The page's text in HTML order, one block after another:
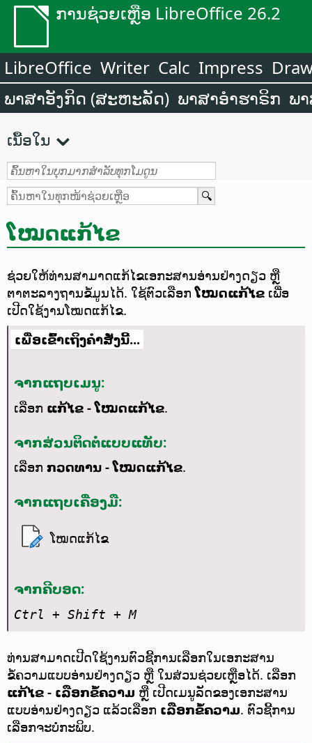
ການຊ່ວຍເຫຼືອ LibreOffice 26.2
LibreOffice Writer Calc Impress
ພາສາອັງກິດ (ສະຫະລັດ) ພາສາອຳຮາຣິກ ພ
ເນື້ອໃນ
ໂໝດແກ້ໄຂ
ຊ່ວຍໃຫ້ທ່ານສາມາດແກ້ໄຂເອກະສານອ່ານຢ່າງດຽວ ຫຼື
ຕາຕະລາງຖານຂໍ້ມູນໄດ້. ໃຊ້ຕົວເລືອກໂໝດແກ້ໄຂ ເພື່ອ
ເປີດໃຊ້ງານໂໝດແກ້ໄຂ.
ເພື່ອເຂົ້າເຖິງຄຳສັ່ງນີ້...
ຈາກແຖບເມນູ:
ເລືອກ ແກ້ໄຂ - ໂໝດແກ້ໄຂ.
ຈາກສ່ວນຕິດຕໍ່ແບບແທັບ:
ເລືອກ ກວດທານ - ໂໝດແກ້ໄຂ.
ຈາກແຖບເຄື່ອງມື:
ໂໝດແກ້ໄຂ
ຈາກຄີບອດ:
Ctrl + Shift + M
ທ່ານສາມາດເປີດໃຊ້ງານຕົວຊີ້ການເລືອກໃນເອກະສານ
ຂໍ້ຄວາມແບບອ່ານຢ່າງດຽວ ຫຼື ໃນສ່ວນຊ່ວຍເຫຼືອໄດ້. ເລືອກ
ແກ້ໄຂ - ເລືອກຂໍ້ຄວາມ ຫຼື ເປີດເມນູລັດຂອງເອກະສານ
ແບບອ່ານຢ່າງດຽວ ແລ້ວເລືອກ ເລືອກຂໍ້ຄວາມ. ຕົວຊີ້ການ
ເລືອກຈະບໍ່ກະພິບ.